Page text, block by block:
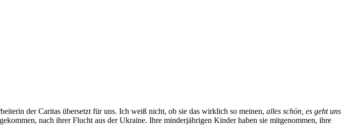
der Caritas übersetzt für uns. Ich weiß nicht, ob sie das wirklich so meinen, alles schön, es geht uns
nach ihrer Flucht aus der Ukraine. Ihre minderjährigen Kinder haben sie mitgenommen, ihre